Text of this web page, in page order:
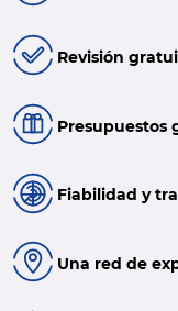
Revisión
Presupuestos
Fiabilidad y
Una red de